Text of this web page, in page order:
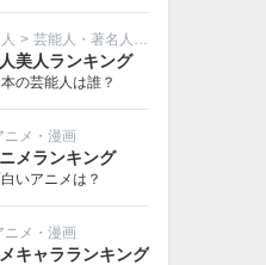
> 芸能人・著名人その他
美人ランキング
の芸能人は誰？
ニメ・漫画
メランキング
いアニメは？
ニメ・漫画
キャラランキング